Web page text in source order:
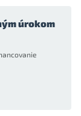
úrokom